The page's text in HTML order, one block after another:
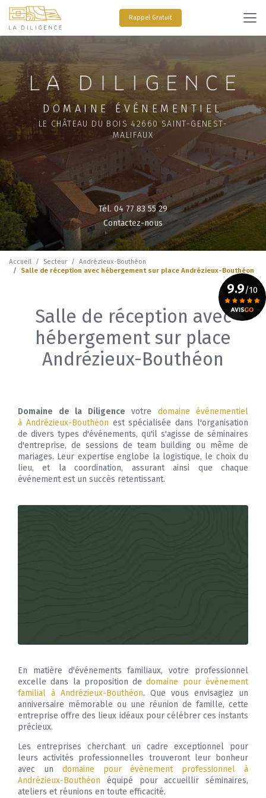
Aller
contenu
Rappel Gratuit
9.9/10
DOMAINE ÉVÉNEMENTIEL
LE CHÂTEAU DU BOIS 42660 SAINT-GENEST-
MALIFAUX
Tél. 04 77 83 55 29
Contactez-nous
Accueil Secteur
Andrézieux-Bouthéon
Salle de réception avec hébergement sur place Andrézieux-Bouthéon
Salle de réception avec
hébergement sur place
Andrézieux-Bouthéon
Domaine de la Diligence votre domaine événementiel
à Andrézieux-Bouthéon est spécialisée dans l'organisation
de divers types d'événements, qu'il s'agisse de séminaires
d'entreprise, de sessions de team building ou même de
mariages. Leur expertise englobe la logistique, le choix du
lieu, et la coordination, assurant ainsi que chaque
événement est un succès retentissant.
En matière d'événements familiaux, votre professionnel
excelle dans la proposition dedomaine pour évènement
familial à Andrézieux-Bouthéon. Que vous envisagiez un
anniversaire mémorable ou une réunion de famille, cette
entreprise offre des lieux idéaux pour célébrer ces instants
précieux.
Les entreprises cherchant un cadre exceptionnel pour
leurs activités professionnelles trouveront leur bonheur
avec un domaine pour évènement professionnel à
Andrézieux-Bouthéon équipé pour accueillir séminaires,
ateliers et réunions en toute efficacité.